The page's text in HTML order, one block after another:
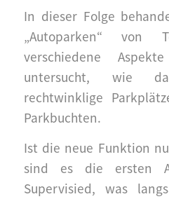
In dieser Folge
„Autoparken“ von
verschiedene
untersucht, wie
rechtwinklige
Parkbuchten.
Ist die neue Funktion
sind es die ersten
Supervisied, was